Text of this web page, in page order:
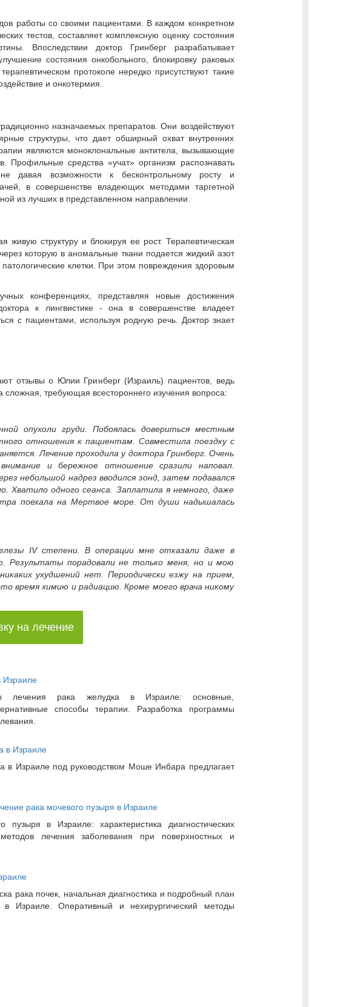
работы со своими пациентами. В каждом конкретном
тестов, составляет комплексную оценку состояния
Впоследствии доктор Гринберг разрабатывает
состояния онкобольного, блокировку раковых
протоколе нередко присутствуют такие
и онкотермия.
назначаемых препаратов. Они воздействуют
структуры, что дает обширный охват внутренних
являются моноклональные антитела, вызывающие
Профильные средства «учат» организм распознавать
давая возможности к бесконтрольному росту и
в совершенстве владеющих методами таргетной
из лучших в представленном направлении.
живую структуру и блокируя ее рост. Терапевтическая
которую в аномальные ткани подается жидкий азот
клетки. При этом повреждения здоровым
конференциях, представляя новые достижения
к лингвистике - она в совершенстве владеет
с пациентами, используя родную речь. Доктор знает
отзывы о Юлии Гринберг (Израиль) пациентов, ведь
требующая всестороннего изучения вопроса:
опухоли груди. Побоялась довериться местным
отношения к пациентам. Совместила поездку с
Лечение проходила у доктора Гринберг. Очень
и бережное отношение сразили наповал.
небольшой надрез вводился зонд, затем подавался
Хватило одного сеанса. Заплатила я немного, даже
поехала на Мертвое море. От души надышалась
IV степени. В операции мне отказали даже в
Результаты порадовали не только меня, но и мою
ухудшений нет. Периодически езжу на прием,
время химию и радиацию. Кроме моего врача никому
на лечение
Израиле
лечения рака желудка в Израиле: основные,
способы терапии. Разработка программы
в Израиле
в Израиле под руководством Моше Инбара предлагает
рака мочевого пузыря в Израиле
пузыря в Израиле: характеристика диагностических
лечения заболевания при поверхностных и
рака почек, начальная диагностика и подробный план
в Израиле. Оперативный и нехирургический методы